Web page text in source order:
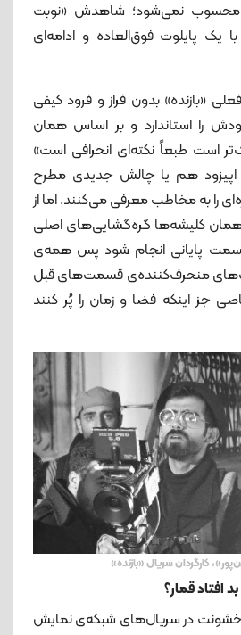
محسوب نمی‌شود؛ شاهدش «نوبت
یک پایلوت فوق‌العاده و ادامه‌ای
«بازنده» بدون فراز و فرود کیفی
را استاندارد و بر اساس همان
است طبعاً نکته‌ای انحرافی است»
هم یا چالش جدیدی مطرح
را به مخاطب معرفی می‌کنند. اما از
کلیشه‌ها گره‌گشایی‌های اصلی
پایانی انجام شود پس همه‌ی
منحرف‌کننده‌ی قسمت‌های قبل
جز اینکه فضا و زمان را پُر کنند
کارگردان سریال «بازنده»
افتاد قمار؟
خشونت در سریال‌های شبکه‌ی نمایش